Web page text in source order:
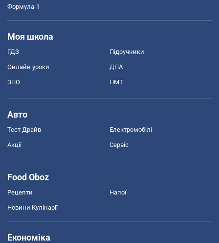
Формула-1
Моя школа
ГДЗ Підручники
Онлайн уроки ДПА
ЗНО НМТ
Авто
Тест Драйв Електромобілі
Акції Сервіс
Food Oboz
Рецепти Напої
Новини Кулінарії
Економіка